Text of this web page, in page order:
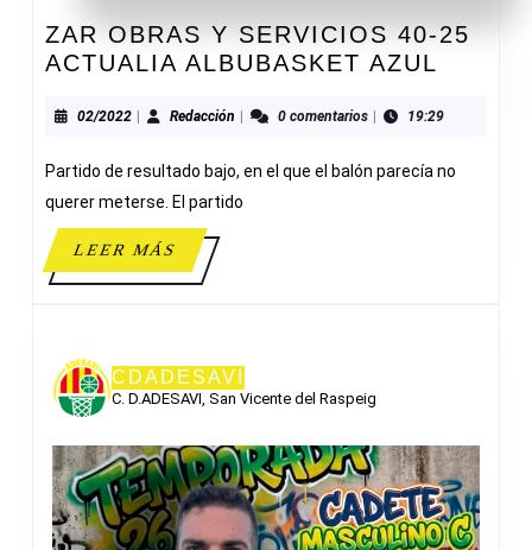
ZAR OBRAS Y SERVICIOS 40-25
ACTUALIA ALBUBASKET AZUL
Y
40-
02/202202/2022
| Redacción Redacción
| 0 comentarios | 19:29
Partido de resultado bajo, en el que el balón parecía no
querer meterse. El partido
LEER MÁSLEER
MÁS
CDADESAVI
C. D.ADESAVI, San Vicente del Raspeig